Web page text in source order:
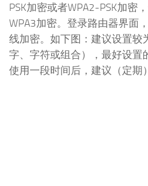
PSK加密或者WPA2-PSK加密
WPA3加密。登录路由器界面
线加密。如下图：建议设置较
字、字符或组合），最好设置
使用一段时间后，建议（定期